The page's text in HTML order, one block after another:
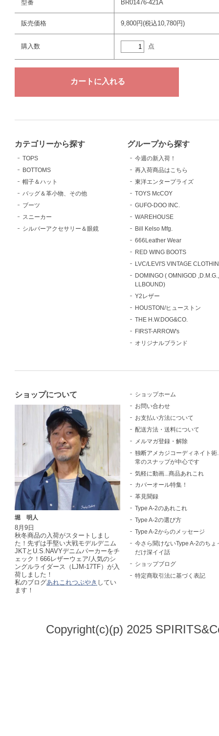
型番 BR01476-421A
販売価格 9,800円(税込10,780円)
購入数 点
カテゴリーから探す
TOPS
BOTTOMS
帽子＆ハット
バッグ＆革小物、その他
ブーツ
スニーカー
シルバーアクセサリー＆眼鏡
グループから探す
今週の新入荷！
再入荷商品はこちら
東洋エンタープライズ
TOYS McCOY
GUFO-DOO INC.
WAREHOUSE
Bill Kelso Mfg.
666Leather Wear
RED WING BOOTS
LVC/LEVI'S VINTAGE
DOMINGO ( OMNIGOD
LLBOUND)
Y2レザー
HOUSTON/ヒューストン
THE H.W.DOG&CO.
FIRST-ARROW's
オリジナルブランド
ショップについて
堀 明人
8月9日
秋冬商品の入荷がスタートしまし
た！先ずは手堅い大戦モデルデニム
JKTとU.S.NAVYデニムパーカーをチ
ェック！666レザーウェア/人気のシ
ングルライダース（LJM-17TF）が入
荷しました！
私のブログあれこれつぶやき してい
ます！
ショップホーム
お問い合わせ
お支払い方法について
配送方法・送料について
メルマガ登録・解除
独断アメカジコーディネイト術
常のスナップが中心です
気軽に動画...商品あれこれ
カバーオール特集！
革見聞録
Type A-2のあれこれ
Type A-2の選び方
Type A-2からのメッセージ
今さら聞けないType A-2のちょ
だけ深イイ話
ショップブログ
特定商取引法に基づく表記
Copyright(c)(p) 2025